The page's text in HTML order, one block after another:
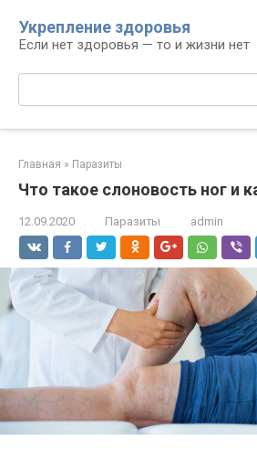
контенту
Укрепление здоровья
Если нет здоровья — то и жизни нет
Поиск:
Главная » Паразиты
Что такое слоновость ног и
12.09.2020 Паразиты admin